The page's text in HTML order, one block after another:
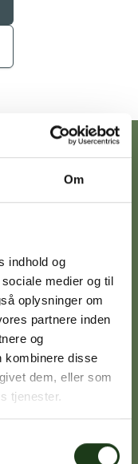
Om
indhold og
medier og til
oplysninger om
partnere inden
og
kombinere disse
dem, eller som
tjenester.